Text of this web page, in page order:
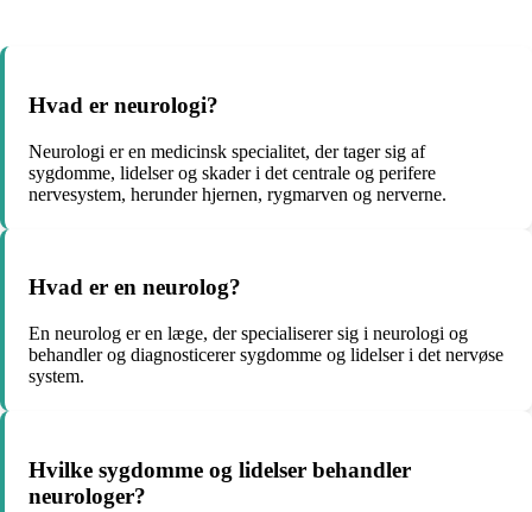
Hvad er neurologi?
Neurologi er en medicinsk specialitet, der tager sig af
sygdomme, lidelser og skader i det centrale og perifere
nervesystem, herunder hjernen, rygmarven og nerverne.
Hvad er en neurolog?
En neurolog er en læge, der specialiserer sig i neurologi og
behandler og diagnosticerer sygdomme og lidelser i det nervøse
system.
Hvilke sygdomme og lidelser behandler
neurologer?